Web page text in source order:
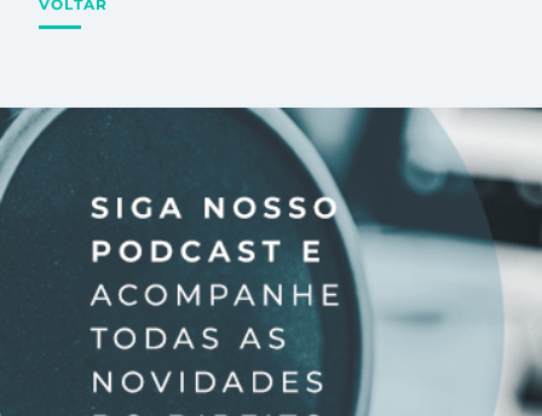
VOLTAR